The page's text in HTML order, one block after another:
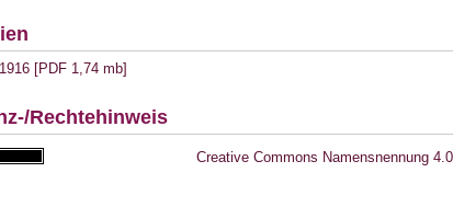
[PDF 1,74 mb]
Rechtehinweis
Creative Commons Namensnennung